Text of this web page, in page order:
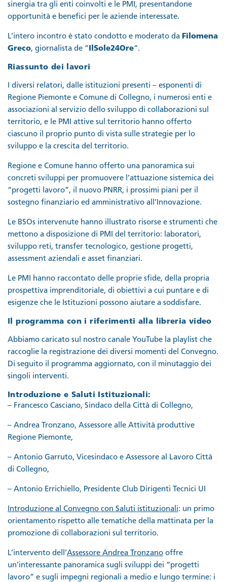
sinergia tra gli enti coinvolti e le PMI, presentandone
opportunità e benefici per le aziende interessate.
L’intero incontro è stato condotto e moderato da Filomena
Greco, giornalista de “IlSole24Ore“.
Riassunto dei lavori
I diversi relatori, dalle istituzioni presenti – esponenti di
Regione Piemonte e Comune di Collegno, i numerosi enti e
associazioni al servizio dello sviluppo di collaborazioni sul
territorio, e le PMI attive sul territorio hanno offerto
ciascuno il proprio punto di vista sulle strategie per lo
sviluppo e la crescita del territorio.
Regione e Comune hanno offerto una panoramica sui
concreti sviluppi per promuovere l’attuazione sistemica dei
“progetti lavoro”, il nuovo PNRR, i prossimi piani per il
sostegno finanziario ed amministrativo all’Innovazione.
Le BSOs intervenute hanno illustrato risorse e strumenti che
mettono a disposizione di PMI del territorio: laboratori,
sviluppo reti, transfer tecnologico, gestione progetti,
assessment aziendali e asset finanziari.
Le PMI hanno raccontato delle proprie sfide, della propria
prospettiva imprenditoriale, di obiettivi a cui puntare e di
esigenze che le Istituzioni possono aiutare a soddisfare.
Il programma con i riferimenti alla libreria video
Abbiamo caricato sul nostro canale YouTube la playlist che
raccoglie la registrazione dei diversi momenti del Convegno.
Di seguito il programma aggiornato, con il minutaggio dei
singoli interventi.
Introduzione e Saluti Istituzionali:
– Francesco Casciano, Sindaco della Città di Collegno,
– Andrea Tronzano, Assessore alle Attività produttive
Regione Piemonte,
– Antonio Garruto, Vicesindaco e Assessore al Lavoro Città
di Collegno,
– Antonio Errichiello, Presidente Club Dirigenti Tecnici UI
Introduzione al Convegno con Saluti istituzionali: un primo
orientamento rispetto alle tematiche della mattinata per la
promozione di collaborazioni sul territorio.
L’intervento dell’Assessore Andrea Tronzano offre
un’interessante panoramica sugli sviluppi dei “progetti
lavoro” e sugli impegni regionali a medio e lungo termine: i